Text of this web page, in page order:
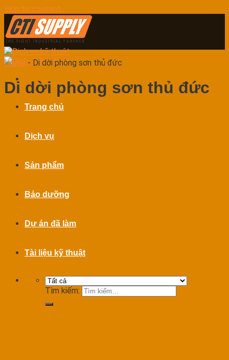
Skip to content
Trang chủ
Dịch vụ
Sản phẩm
Bảo dưỡng
Dự án đã làm
Tài liệu kỹ thuật
Tìm kiếm:
Home-Di dời phòng sơn thủ đức
Di dời phòng sơn thủ đức